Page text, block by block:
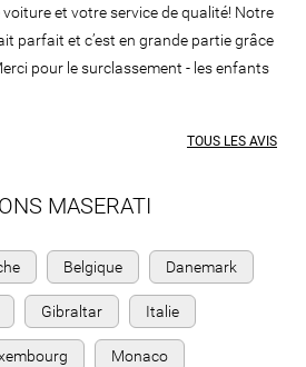
et votre service de qualité! Notre
parfait et c’est en grande partie grâce
pour le surclassement - les enfants
TOUS LES AVIS
MASERATI
Belgique Danemark
Gibraltar Italie
Monaco